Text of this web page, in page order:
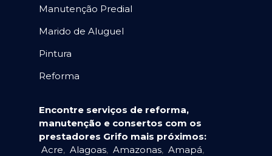
Manutenção Predial
Marido de Aluguel
Pintura
Reforma
Encontre serviços de reforma,
manutenção e consertos com os
prestadores Grifo mais próximos:
Acre, Alagoas, Amazonas, Amapá,